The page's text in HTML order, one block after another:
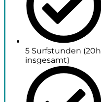
5 Surfstunden (20h
insgesamt)